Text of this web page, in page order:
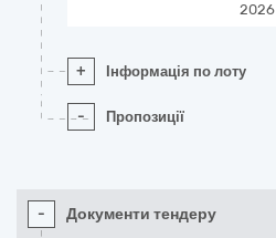
2026
+ Інформація по лоту
- Пропозиції
- Документи тендеру